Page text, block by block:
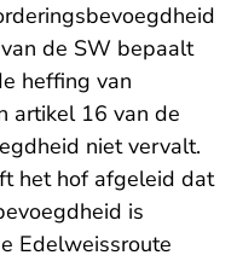
de SW bepaalt
heffing van
artikel 16 van de
niet vervalt.
het hof afgeleid dat
is
Edelweissroute